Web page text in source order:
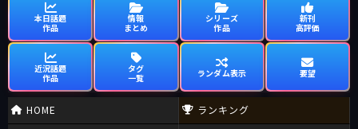
本日話題
作品
情報
まとめ
シリーズ
作品
新刊
高評価
近況話題
作品
タグ
一覧
ランダム表示 要望
HOME
ランキング